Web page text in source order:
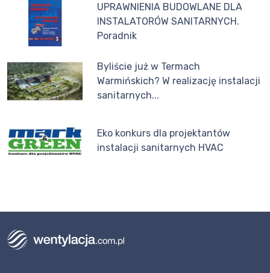
UPRAWNIENIA BUDOWLANE DLA
INSTALATORÓW SANITARNYCH.
Poradnik
Byliście już w Termach
Warmińskich? W realizację instalacji
sanitarnych...
Eko konkurs dla projektantów
instalacji sanitarnych HVAC